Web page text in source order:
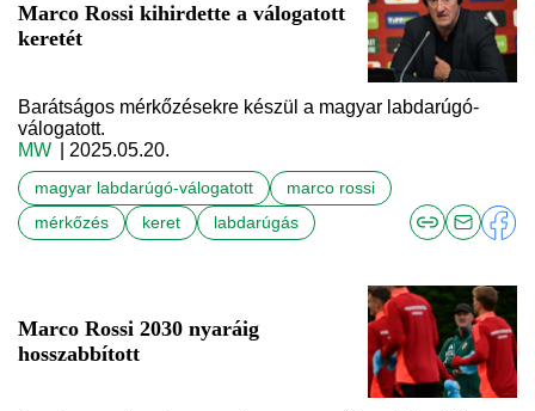
Marco Rossi kihirdette a válogatott
keretét
Barátságos mérkőzésekre készül a magyar labdarúgó-
válogatott.
MW
| 2025.05.20.
magyar labdarúgó-válogatott
marco rossi
mérkőzés
keret labdarúgás
Marco Rossi 2030 nyaráig
hosszabbított